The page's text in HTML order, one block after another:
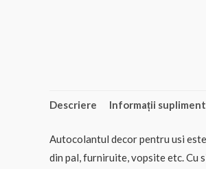
Descriere Informații
Autocolantul decor pentru usi
din pal, furniruite, vopsite etc. Cu